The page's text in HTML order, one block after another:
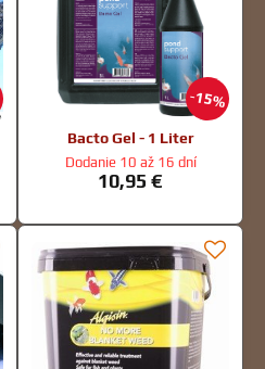
15%
Bacto Gel - 1 Liter
Dodanie 10 až 16 dní
10,95 €